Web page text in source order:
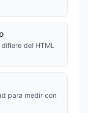
del HTML
para medir con